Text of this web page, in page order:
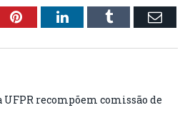
PinterestLinkedInTumblr Email
UFPR recompõem comissão de